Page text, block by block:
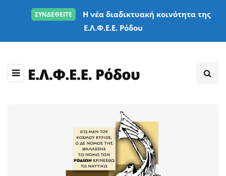
ΣΥΝΔΕΘΕΙΤΕ
Η νέα διαδικτυακή κοινότητα της
Ε.Λ.Φ.Ε.Ε. Ρόδου